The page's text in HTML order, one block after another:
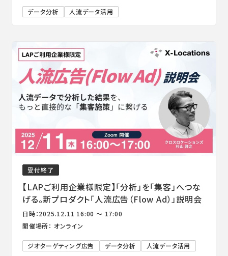
データ分析 人流データ活用
受付終了
【LAPご利用企業様限定】「分析」を「集客」へつな
げる。新プロダクト「人流広告（Flow Ad）」説明会
日時：2025.12.11 16:00 ～ 17:00
開催場所： オンライン
ジオターゲティング広告 データ分析 人流データ活用